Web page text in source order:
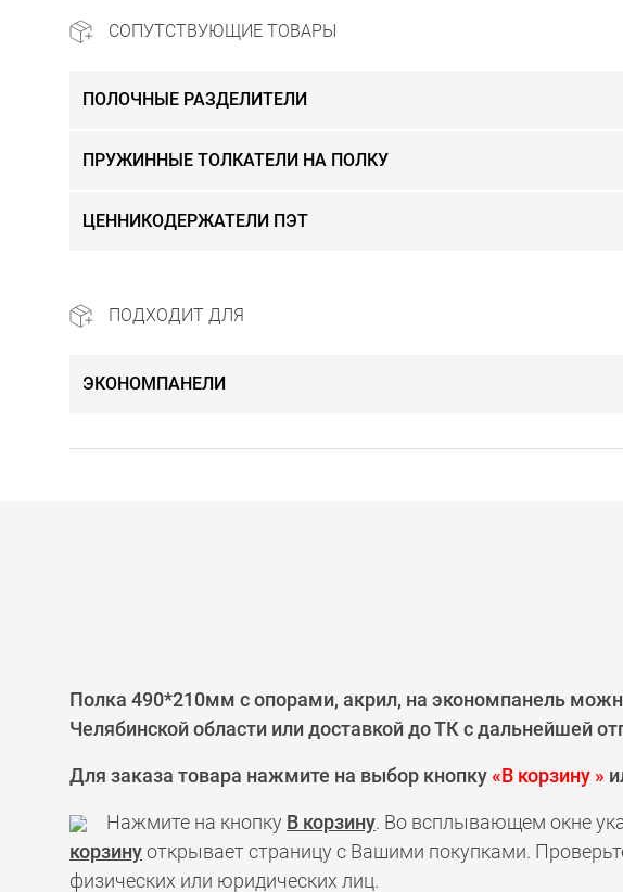
СОПУТСТВУЮЩИЕ ТОВАРЫ
ПОЛОЧНЫЕ РАЗДЕЛИТЕЛИ
ПРУЖИННЫЕ ТОЛКАТЕЛИ НА ПОЛКУ
ЦЕННИКОДЕРЖАТЕЛИ ПЭТ
ПОДХОДИТ ДЛЯ
ЭКОНОМПАНЕЛИ
Полка 490*210мм с опорами, акрил, на экономпанель
Челябинской области или доставкой до ТК с дальнейшей
Для заказа товара нажмите на выбор кнопку«В корзину »
Нажмите на кнопку В корзину. Во всплывающем окне
корзинуоткрывает страницу с Вашими покупками.
физических или юридических лиц.